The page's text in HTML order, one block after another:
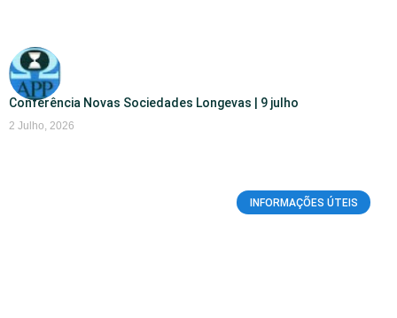
Conferência Novas Sociedades Longevas | 9 julho
2 Julho, 2026
INFORMAÇÕES ÚTEIS